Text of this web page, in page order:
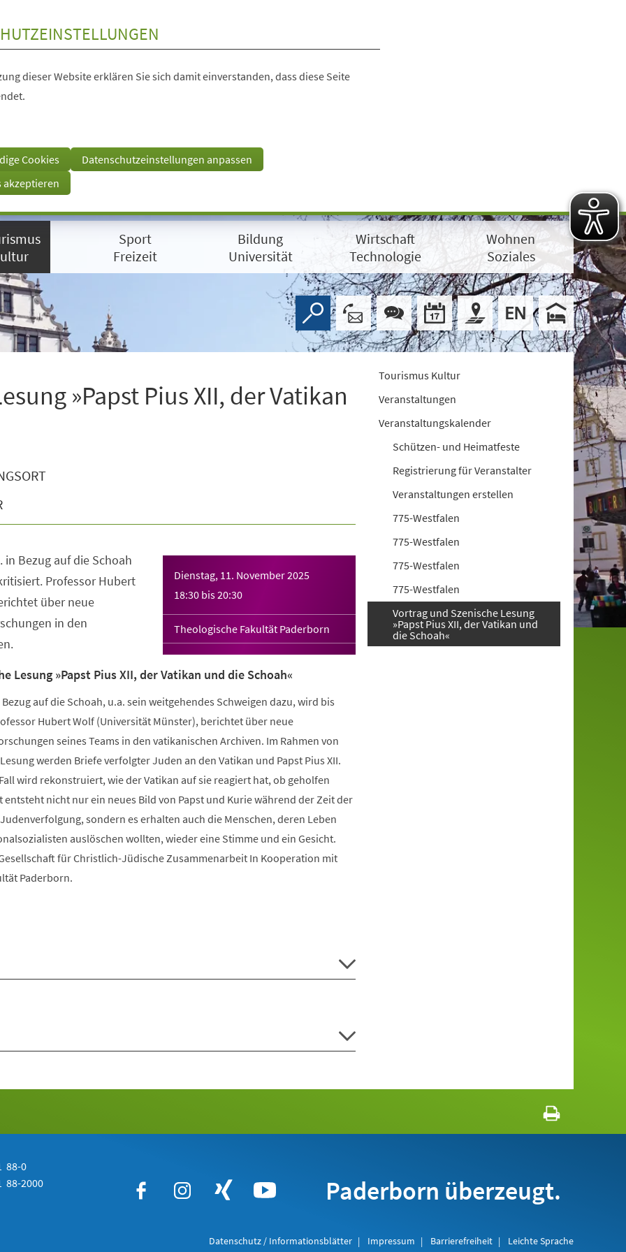
dieser Website erklären Sie sich damit einverstanden, dass diese Seite
Cookies
Datenschutzeinstellungen anpassen
akzeptieren
Sport
Freizeit
Bildung
Universität
Wirtschaft
Technologie
Wohnen
Soziales
»Papst Pius XII, der Vatikan
Dienstag, 11. November 2025
18:30 bis20:30
Theologische Fakultät Paderborn
in Bezug auf die Schoah
Professor Hubert
über neue
in den
Lesung »Papst Pius XII, der Vatikan und die Schoah«
Bezug auf die Schoah, u.a. sein weitgehendes Schweigen dazu, wird bis
Hubert Wolf (Universität Münster), berichtet über neue
seines Teams in den vatikanischen Archiven. Im Rahmen von
werden Briefe verfolgter Juden an den Vatikan und Papst Pius XII.
wird rekonstruiert, wie der Vatikan auf sie reagiert hat, ob geholfen
nicht nur ein neues Bild von Papst und Kurie während der Zeit der
sondern es erhalten auch die Menschen, deren Leben
auslöschen wollten, wieder eine Stimme und ein Gesicht.
für Christlich-Jüdische Zusammenarbeit In Kooperation mit
Paderborn.
Tourismus Kultur
Veranstaltungen
Veranstaltungskalender
Schützen- und Heimatfeste
Registrierung für Veranstalter
Veranstaltungen erstellen
775-Westfalen
775-Westfalen
775-Westfalen
775-Westfalen
Vortrag und Szenische Lesung
»Papst Pius XII, der Vatikan und
die Schoah«
88-0
88-2000 Paderborn überzeugt.
Datenschutz / Informationsblätter Impressum Barrierefreiheit Leichte Sprache